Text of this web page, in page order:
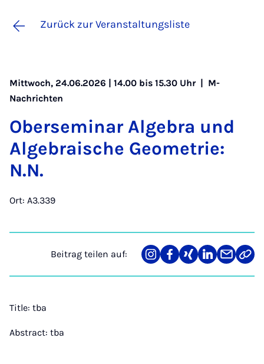
Zurück zur Veranstaltungsliste
Mittwoch, 24.06.2026 | 14.00 bis 15.30 Uhr | M-
Nachrichten
Ober­se­mi­nar Al­ge­bra und
Al­ge­brai­sche Geo­me­trie:
N.N.
Ort: A3.339
Beitrag teilen auf:
Teilen
auf
Teilen
auf
Teilen
auf
Teilen
auf
Teilen
über
Link
Title: tba
Abstract: tba